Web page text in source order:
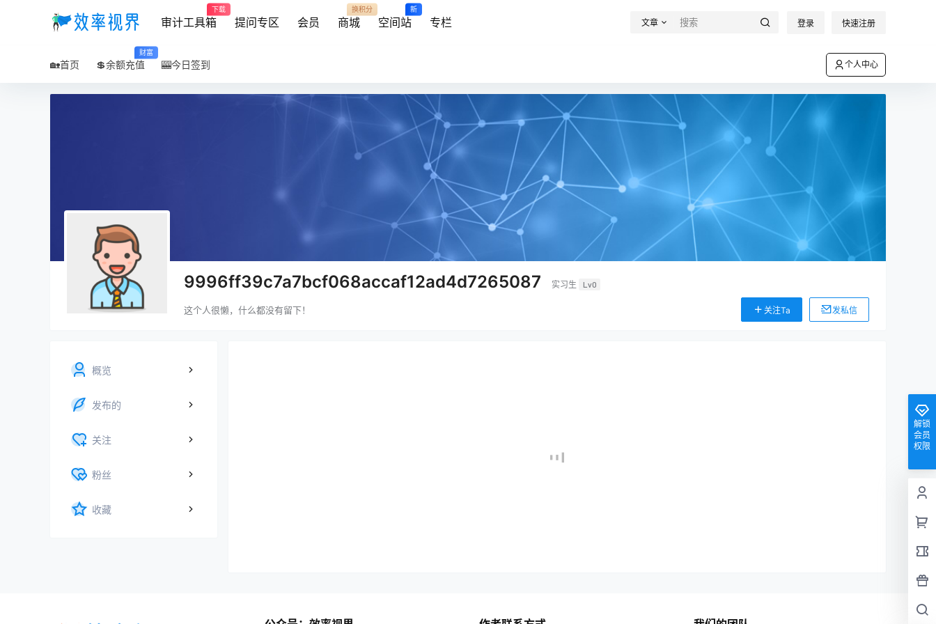
审计工具箱
下载
提问专区 会员 商城
换积分
空间站
新
专栏 文章 登录 快速注册
🏡首页 💲余额充值
财富
🎰今日签到 个人中心
9996ff39c7a7bcf068accaf12ad4d7265087 实习生 Lv0
这个人很懒，什么都没有留下！ 关注Ta 发私信
概览
发布的
关注
粉丝
收藏
解锁
会员
权限